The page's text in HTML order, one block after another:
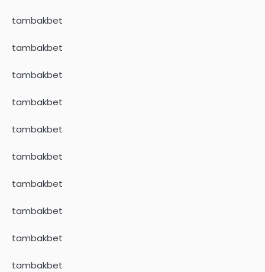
tambakbet
tambakbet
tambakbet
tambakbet
tambakbet
tambakbet
tambakbet
tambakbet
tambakbet
tambakbet